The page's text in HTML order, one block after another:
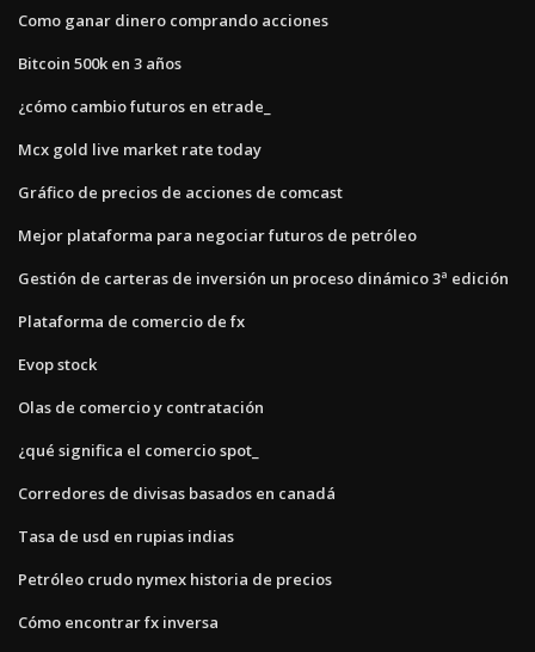
Como ganar dinero comprando acciones
Bitcoin 500k en 3 años
¿cómo cambio futuros en etrade_
Mcx gold live market rate today
Gráfico de precios de acciones de comcast
Mejor plataforma para negociar futuros de petróleo
Gestión de carteras de inversión un proceso dinámico 3ª edición
Plataforma de comercio de fx
Evop stock
Olas de comercio y contratación
¿qué significa el comercio spot_
Corredores de divisas basados ​​en canadá
Tasa de usd en rupias indias
Petróleo crudo nymex historia de precios
Cómo encontrar fx inversa